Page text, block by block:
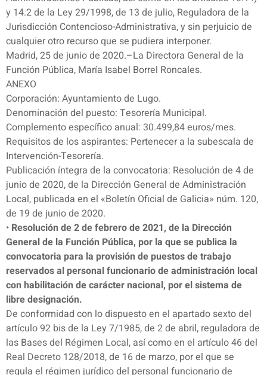
y 14.2 de la Ley 29/1998, de 13 de julio, Reguladora de la
Jurisdicción Contencioso-Administrativa, y sin perjuicio de
cualquier otro recurso que se pudiera interponer.
Madrid, 25 de junio de 2020.–La Directora General de la
Función Pública, María Isabel Borrel Roncales.
ANEXO
Corporación: Ayuntamiento de Lugo.
Denominación del puesto: Tesorería Municipal.
Complemento específico anual: 30.499,84 euros/mes.
Requisitos de los aspirantes: Pertenecer a la subescala de
Intervención-Tesorería.
Publicación íntegra de la convocatoria: Resolución de 4 de
junio de 2020, de la Dirección General de Administración
Local, publicada en el «Boletín Oficial de Galicia» núm. 120,
de 19 de junio de 2020.
• Resolución de 2 de febrero de 2021, de la Dirección
General de la Función Pública, por la que se publica la
convocatoria para la provisión de puestos de trabajo
reservados al personal funcionario de administración local
con habilitación de carácter nacional, por el sistema de
libre designación.
De conformidad con lo dispuesto en el apartado sexto del
artículo 92 bis de la Ley 7/1985, de 2 de abril, reguladora de
las Bases del Régimen Local, así como en el artículo 46 del
Real Decreto 128/2018, de 16 de marzo, por el que se
regula el régimen jurídico del personal funcionario de